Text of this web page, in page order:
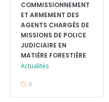
COMMISSIONNEMENT
ET ARMEMENT DES
AGENTS CHARGÉS DE
MISSIONS DE POLICE
JUDICIAIRE EN
MATIÈRE FORESTIÈRE
Actualités
0